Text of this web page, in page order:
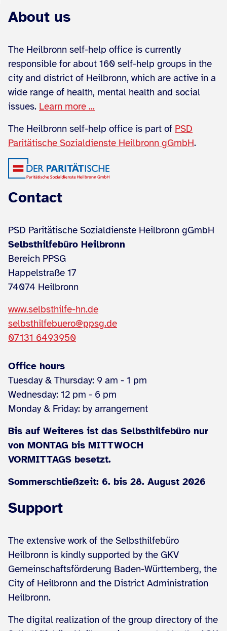
About us
The Heilbronn self-help office is currently
responsible for about 160 self-help groups in the
city and district of Heilbronn, which are active in a
wide range of health, mental health and social
issues. Learn more ...
The Heilbronn self-help office is part of PSD
Paritätische Sozialdienste Heilbronn gGmbH.
Contact
PSD Paritätische Sozialdienste Heilbronn gGmbH
Selbsthilfebüro Heilbronn
Bereich PPSG
Happelstraße 17
74074 Heilbronn
www.selbsthilfe-hn.de
selbsthilfebuero@ppsg.de
07131 6493950
Office hours
Tuesday & Thursday: 9 am - 1 pm
Wednesday: 12 pm - 6 pm
Monday & Friday: by arrangement
Bis auf Weiteres ist das Selbsthilfebüro nur
von MONTAG bis MITTWOCH
VORMITTAGS besetzt.
Sommerschließzeit: 6. bis 28. August 2026
Support
The extensive work of the Selbsthilfebüro
Heilbronn is kindly supported by the GKV
Gemeinschaftsförderung Baden-Württemberg, the
City of Heilbronn and the District Administration
Heilbronn.
The digital realization of the group directory of the